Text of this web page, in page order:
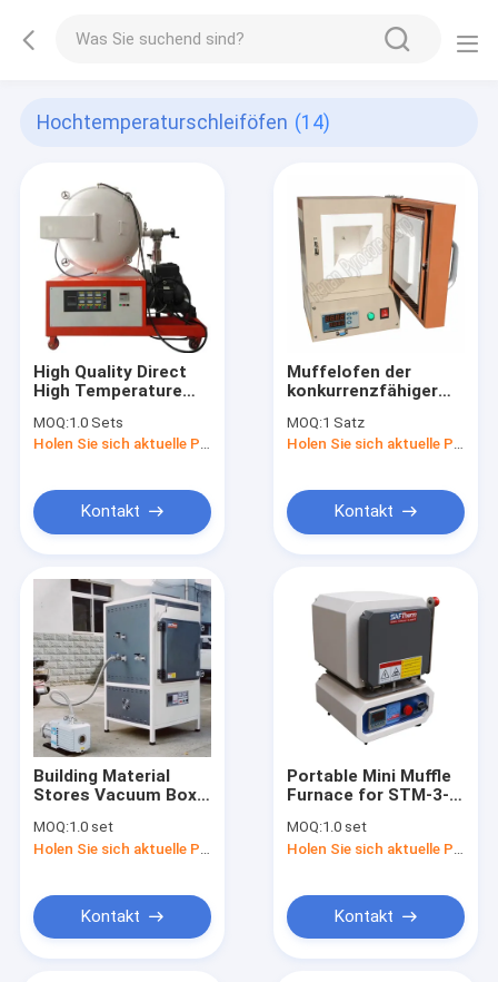
Hochtemperaturschleiföfen (14)
High Quality Direct
High Temperature
Vacuum Atmosphere
Muffle Furnace With
Atmosphere Furnace
MOQ:1.0 Sets
Holen Sie sich aktuelle Preis
Kontakt
Muffelofen der
konkurrenzfähiger
Laborausstattungs-
langer
schneller Heizungs-
1200c
MOQ:1 Satz
Holen Sie sich aktuelle Preis
Kontakt
Building Material
Stores Vacuum Box
Vacuum Pit Furnace
Used Vacuum
MOQ:1.0 set
Kontakt
Portable Mini Muffle
Furnace for STM-3-
MOQ:1.0 set
Kontakt